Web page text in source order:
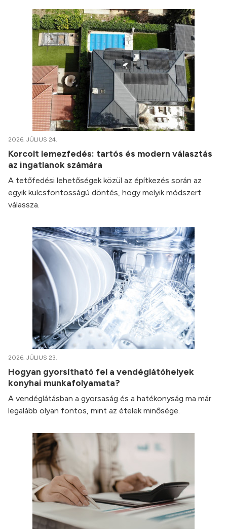
2026. JÚLIUS 24.
Korcolt lemezfedés: tartós és modern választás
az ingatlanok számára
A tetőfedési lehetőségek közül az építkezés során az
egyik kulcsfontosságú döntés, hogy melyik módszert
válassza.
2026. JÚLIUS 23.
Hogyan gyorsítható fel a vendéglátóhelyek
konyhai munkafolyamata?
A vendéglátásban a gyorsaság és a hatékonyság ma már
legalább olyan fontos, mint az ételek minősége.